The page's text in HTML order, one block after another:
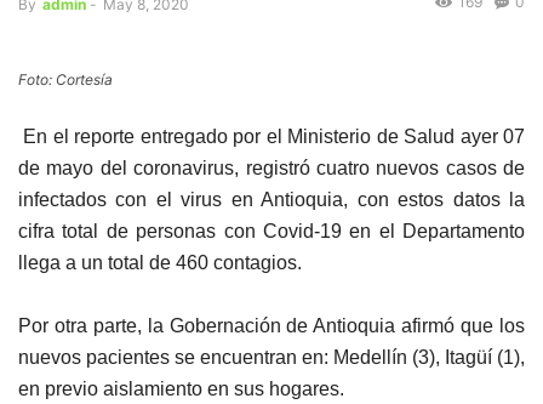
By admin - May 8, 2020
Foto: Cortesía
En el reporte entregado por el Ministerio de Salud ayer 07
de mayo del coronavirus, registró cuatro nuevos casos de
infectados con el virus en Antioquia, con estos datos la
cifra total de personas con Covid-19 en el Departamento
llega a un total de 460 contagios.
Por otra parte, la Gobernación de Antioquia afirmó que los
nuevos pacientes se encuentran en: Medellín (3), Itagüí (1),
en previo aislamiento en sus hogares.